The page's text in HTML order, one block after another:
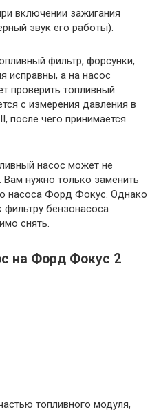
включении зажигания
звук его работы).
фильтр, форсунки,
исправны, а на насос
проверить топливный
с измерения давления в
после чего принимается
насос может не
Вам нужно только заменить
насоса Форд Фокус. Однако
бензонасоса
снять.
на Форд Фокус 2
топливного модуля,